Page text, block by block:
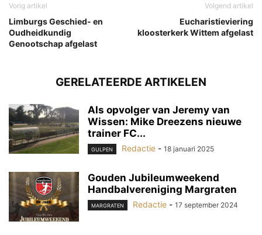
Vorig artikel
Limburgs Geschied- en
Oudheidkundig
Genootschap afgelast
Volgend artikel
Eucharistieviering
kloosterkerk Wittem afgelast
GERELATEERDE ARTIKELEN
Als opvolger van Jeremy van
Wissen: Mike Dreezens nieuwe
trainer FC...
GULPEN Redactie - 18 januari 2025
Gouden Jubileumweekend
Handbalvereniging Margraten
MARGRATEN Redactie - 17 september 2024